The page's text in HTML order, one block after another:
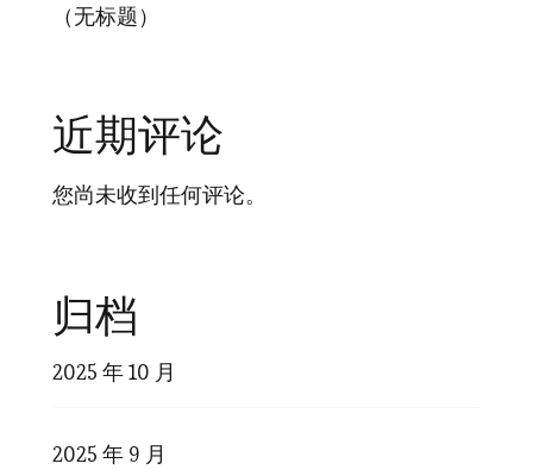
（无标题）
近期评论
您尚未收到任何评论。
归档
2025 年 10 月
2025 年 9 月